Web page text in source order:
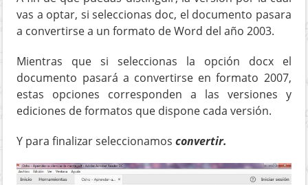
vas a optar, si seleccionas doc, el documento pasara
a convertirse a un formato de Word del año 2003.
Mientras que si seleccionas la opción docx el
documento pasará a convertirse en formato 2007,
estas opciones corresponden a las versiones y
ediciones de formatos que dispone cada versión.
Y para finalizar seleccionamosconvertir.